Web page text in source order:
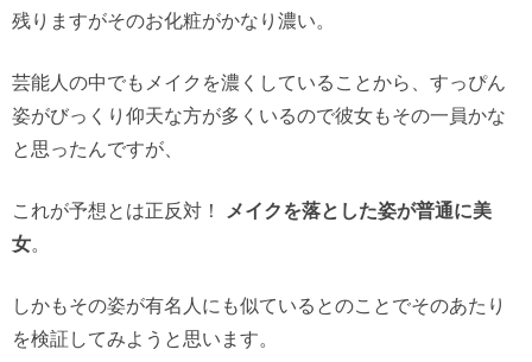
残りますがそのお化粧がかなり濃い。
芸能人の中でもメイクを濃くしていることから、すっぴん
姿がびっくり仰天な方が多くいるので彼女もその一員かな
と思ったんですが、
これが予想とは正反対！
メイクを落とした姿が普通に美
女。
しかもその姿が有名人にも似ているとのことでそのあたり
を検証してみようと思います。